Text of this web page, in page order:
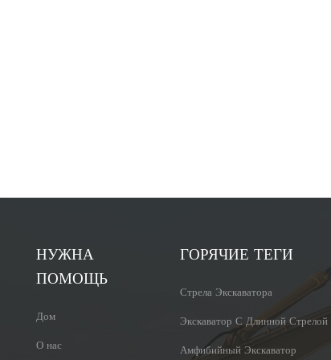
НУЖНА
ПОМОЩЬ
Дом
О нас
ГОРЯЧИЕ ТЕГИ
Стрела Экскаватора
Экскаватор С Длинной Стрелой
Амфибийный Экскаватор